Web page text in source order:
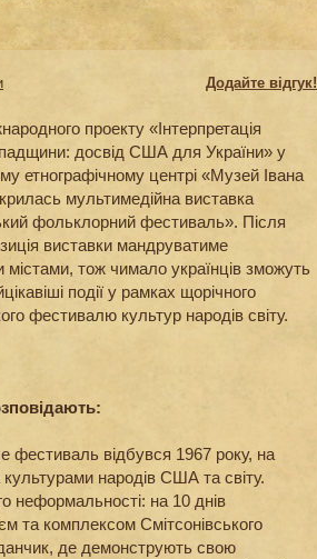
Додайте відгук!
проекту «Інтерпретація
досвід США для України» у
етнографічному центрі «Музей Івана
мультимедійна виставка
фольклорний фестиваль». Після
виставки мандруватиме
містами, тож чимало українців зможуть
події у рамках щорічного
фестивалю культур народів світу.
фестиваль відбувся 1967 року, на
культурами народів США та світу.
неформальності: на 10 днів
та комплексом Смітсонівського
де демонструють свою